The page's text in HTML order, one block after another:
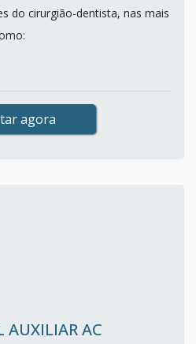
do cirurgião-dentista, nas mais
agora
AUXILIAR AC